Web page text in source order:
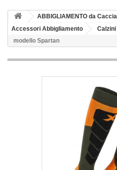
ABBIGLIAMENTO da
Accessori Abbigliamento
Calzini
modello Spartan